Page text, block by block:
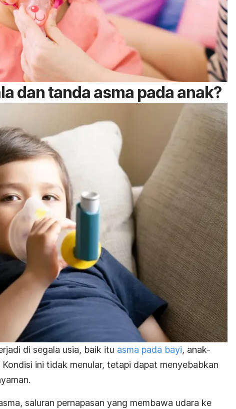
dan tanda asma pada anak?
di segala usia, baik itu asma pada bayi, anak-
ini tidak menular, tetapi dapat menyebabkan
, saluran pernapasan yang membawa udara ke